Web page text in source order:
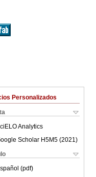
Personalizados
Analytics
Scholar H5M5 (2021 )
(pdf)